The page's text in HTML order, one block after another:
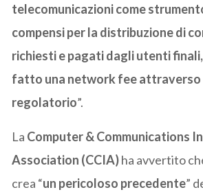
telecomunicazioni come
compensi per la distribuzione di
richiesti e pagati dagli utenti
fatto una network fee attraverso
regolatorio”.
La Computer & Communications
Association (CCIA)ha avvertito
crea “un pericoloso precedente”